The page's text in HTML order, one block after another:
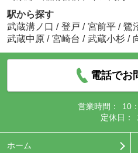
駅から探す
武蔵溝ノ口 / 登戸 / 宮前平 / 鷺
武蔵中原 / 宮崎台 / 武蔵小杉 /
電話でお
営業時間：
10
定休日：
ホーム